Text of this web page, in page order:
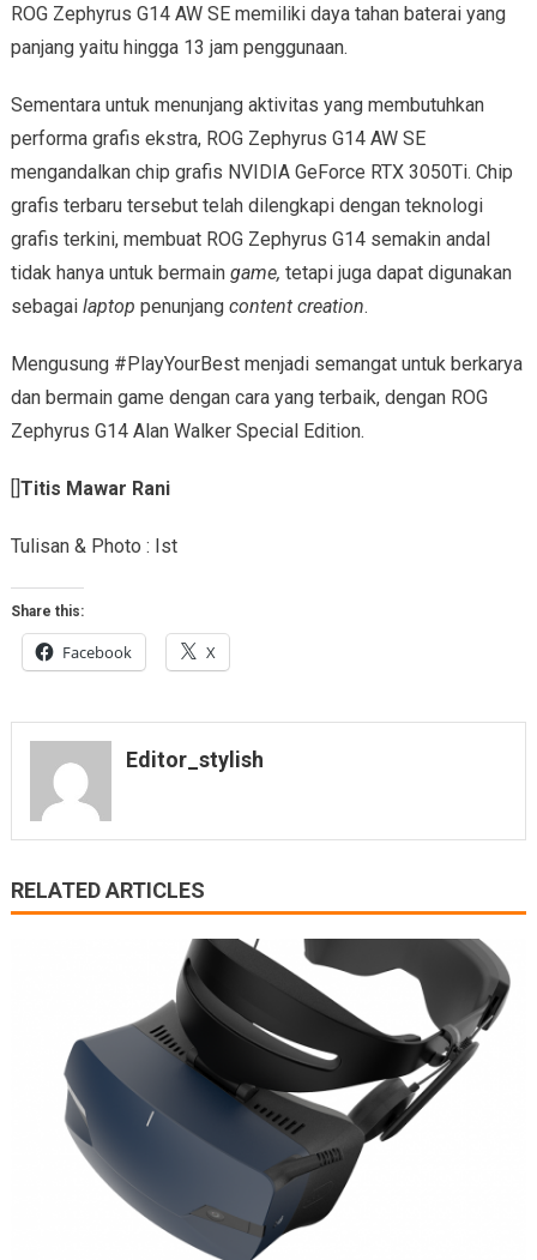
ROG Zephyrus G14 AW SE memiliki daya tahan baterai yang
panjang yaitu hingga 13 jam penggunaan.
Sementara untuk menunjang aktivitas yang membutuhkan
performa grafis ekstra, ROG Zephyrus G14 AW SE
mengandalkan chip grafis NVIDIA GeForce RTX 3050Ti. Chip
grafis terbaru tersebut telah dilengkapi dengan teknologi
grafis terkini, membuat ROG Zephyrus G14 semakin andal
tidak hanya untuk bermain game, tetapi juga dapat digunakan
sebagai laptop penunjang content creation.
Mengusung #PlayYourBest menjadi semangat untuk berkarya
dan bermain game dengan cara yang terbaik, dengan ROG
Zephyrus G14 Alan Walker Special Edition.
[]Titis Mawar Rani
Tulisan & Photo : Ist
Share this:
Facebook X
Editor_stylish
RELATED ARTICLES